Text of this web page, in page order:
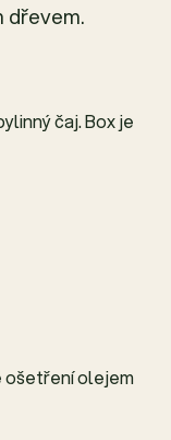
dřevem.
čaj. Box je
ošetření olejem